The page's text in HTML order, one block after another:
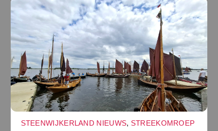
STEENWIJKERLAND NIEUWS, STREEKOMROEP